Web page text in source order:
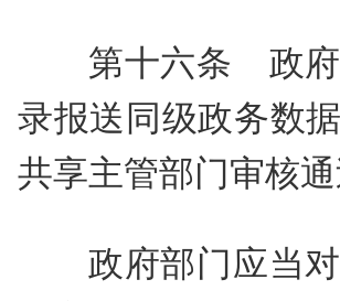
第十六条 政府
录报送同级政务数
共享主管部门审核
政府部门应当